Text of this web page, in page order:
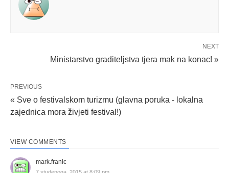
NEXT
Ministarstvo graditeljstva tjera mak na konac! »
PREVIOUS
« Sve o festivalskom turizmu (glavna poruka - lokalna
zajednica mora živjeti festival!)
VIEW COMMENTS
mark.franic